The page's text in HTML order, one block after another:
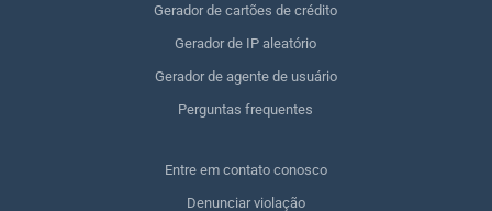
Gerador de cartões de crédito
Gerador de IP aleatório
Gerador de agente de usuário
Perguntas frequentes
Entre em contato conosco
Denunciar violação